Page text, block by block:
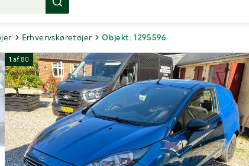
Erhvervskøretøjer Objekt: 1295596
1 af80